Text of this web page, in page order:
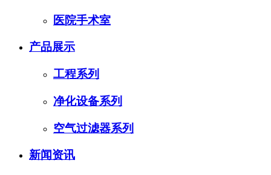
医院手术室
产品展示
工程系列
净化设备系列
空气过滤器系列
新闻资讯